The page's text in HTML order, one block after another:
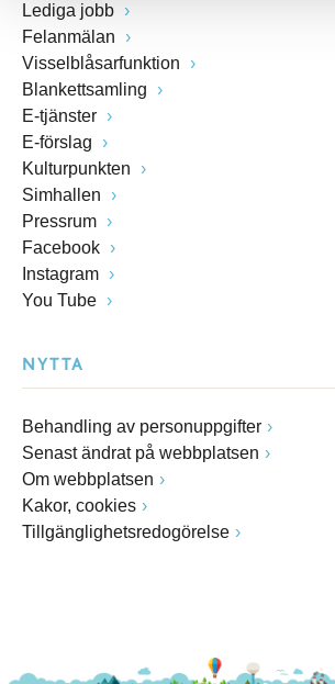
Lediga jobb
Felanmälan
Visselblåsarfunktion
Blankettsamling
E-tjänster
E-förslag
Kulturpunkten
Simhallen
Pressrum
Facebook
Instagram
You Tube
NYTTA
Behandling av personuppgifter
Senast ändrat på webbplatsen
Om webbplatsen
Kakor, cookies
Tillgänglighetsredogörelse